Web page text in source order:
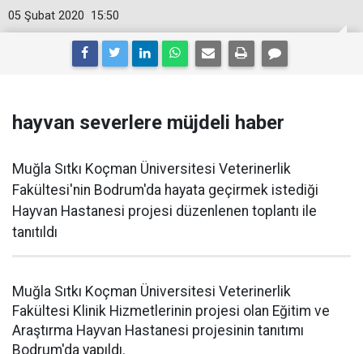
15:50
05 Şubat 2020
hayvan severlere müjdeli haber
Muğla Sıtkı Koçman Üniversitesi Veterinerlik
Fakültesi'nin Bodrum'da hayata geçirmek istediği
Hayvan Hastanesi projesi düzenlenen toplantı ile
tanıtıldı
Muğla Sıtkı Koçman Üniversitesi Veterinerlik
Fakültesi Klinik Hizmetlerinin projesi olan Eğitim ve
Araştırma Hayvan Hastanesi projesinin tanıtımı
Bodrum'da yapıldı.